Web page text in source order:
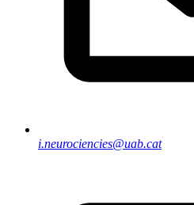
i.neurociencies@uab.cat